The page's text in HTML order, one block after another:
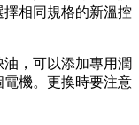
相同規格的新溫控
，可以添加專用潤
機。更換時要注意